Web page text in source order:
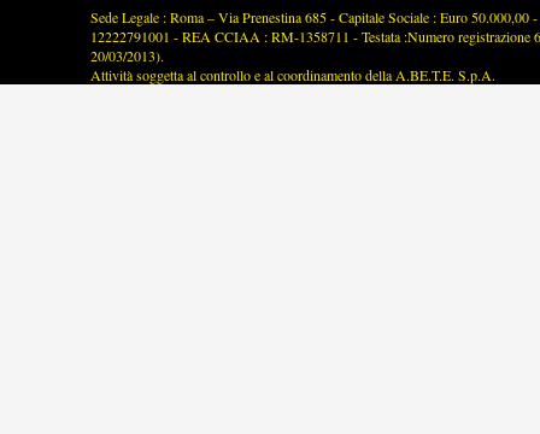
Sede Legale : Roma – Via Prenestina 685 - Capitale Sociale : Euro
12222791001 - REA CCIAA : RM-1358711 - Testata :Numero registrazione
20/03/2013).
Attività soggetta al controllo e al coordinamento della A.BE.T.E. S.p.A.